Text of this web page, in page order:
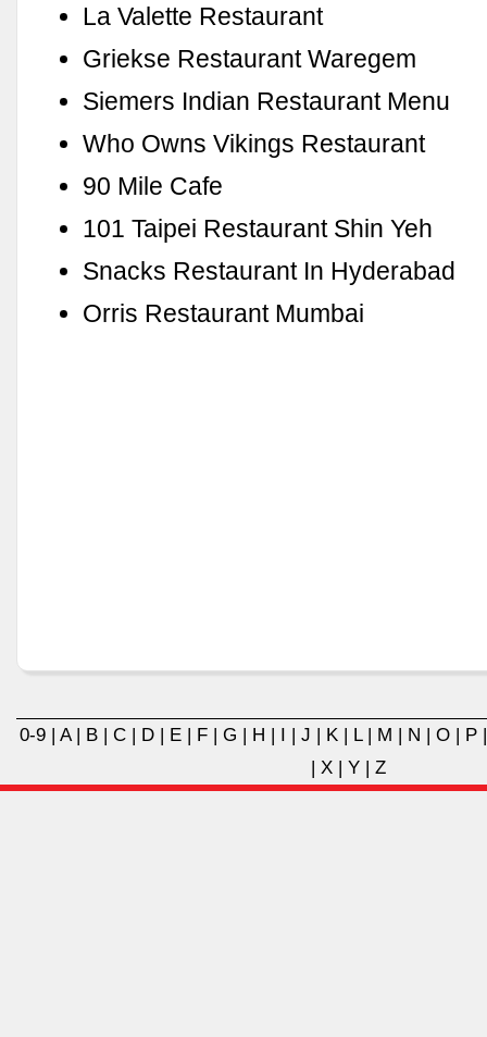
La Valette Restaurant
Griekse Restaurant Waregem
Siemers Indian Restaurant Menu
Who Owns Vikings Restaurant
90 Mile Cafe
101 Taipei Restaurant Shin Yeh
Snacks Restaurant In Hyderabad
Orris Restaurant Mumbai
0-9 | A| B | C | D | E | F | G | H | I | J | K | L| M | N | O | P
| X| Y| Z